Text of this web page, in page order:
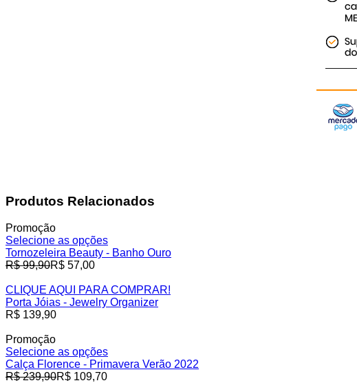
Produtos Relacionados
Promoção
Selecione as opções
Tornozeleira Beauty - Banho Ouro
Preço
R$ 99,90R$ 57,00
CLIQUE AQUI PARA COMPRAR!
Porta Jóias - Jewelry Organizer
Preço
R$ 139,90
Promoção
Selecione as opções
Calça Florence - Primavera Verão 2022
Preço
R$ 239,90R$ 109,70